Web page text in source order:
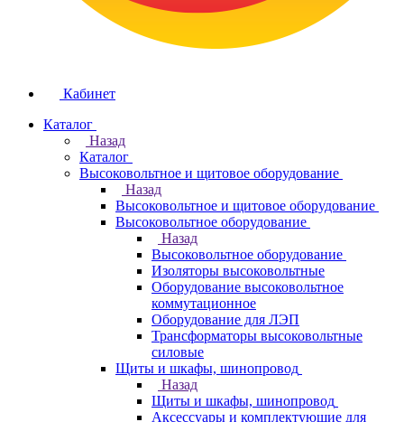
Кабинет
Каталог
Назад
Каталог
Высоковольтное и щитовое оборудование
Назад
Высоковольтное и щитовое оборудование
Высоковольтное оборудование
Назад
Высоковольтное оборудование
Изоляторы высоковольтные
Оборудование высоковольтное
коммутационное
Оборудование для ЛЭП
Трансформаторы высоковольтные
силовые
Щиты и шкафы, шинопровод
Назад
Щиты и шкафы, шинопровод
Аксессуары и комплектующие для